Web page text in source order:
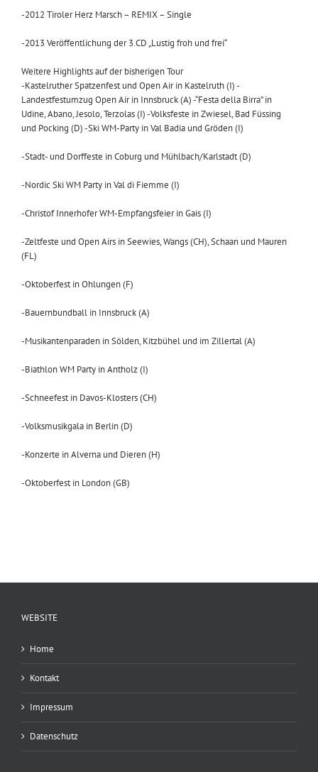
-2012 Tiroler Herz Marsch – REMIX – Single
-2013 Veröffentlichung der 3.CD „Lustig froh und frei“
Weitere Highlights auf der bisherigen Tour
-Kastelruther Spatzenfest und Open Air in Kastelruth (I) -
Landestfestumzug Open Air in Innsbruck (A) -“Festa della Birra” in
Udine, Abano, Jesolo, Terzolas (I) -Volksfeste in Zwiesel, Bad Füssing
und Pocking (D) -Ski WM-Party in Val Badia und Gröden (I)
-Stadt- und Dorffeste in Coburg und Mühlbach/Karlstadt (D)
-Nordic Ski WM Party in Val di Fiemme (I)
-Christof Innerhofer WM-Empfangsfeier in Gais (I)
-Zeltfeste und Open Airs in Seewies, Wangs (CH), Schaan und Mauren
(FL)
-Oktoberfest in Ohlungen (F)
-Bauernbundball in Innsbruck (A)
-Musikantenparaden in Sölden, Kitzbühel und im Zillertal (A)
-Biathlon WM Party in Antholz (I)
-Schneefest in Davos-Klosters (CH)
-Volksmusikgala in Berlin (D)
-Konzerte in Alverna und Dieren (H)
-Oktoberfest in London (GB)
WEBSITE
Home
Kontakt
Impressum
Datenschutz